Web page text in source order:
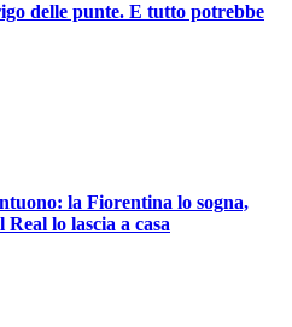
delle punte. E tutto potrebbe
la Fiorentina lo sogna,
lo lascia a casa